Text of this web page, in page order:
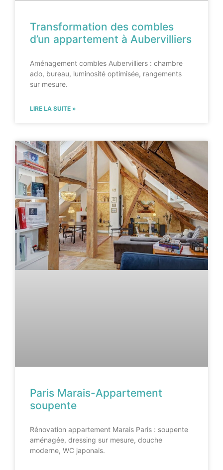
Transformation des combles
d’un appartement à Aubervilliers
Aménagement combles Aubervilliers : chambre
ado, bureau, luminosité optimisée, rangements
sur mesure.
LIRE LA SUITE »
Paris Marais-Appartement
soupente
Rénovation appartement Marais Paris : soupente
aménagée, dressing sur mesure, douche
moderne, WC japonais.